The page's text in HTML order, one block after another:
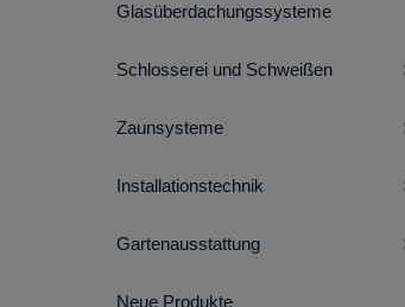
Glasüberdachungssysteme
Schlosserei und Schweißen
Zaunsysteme
Installationstechnik
Gartenausstattung
Neue Produkte